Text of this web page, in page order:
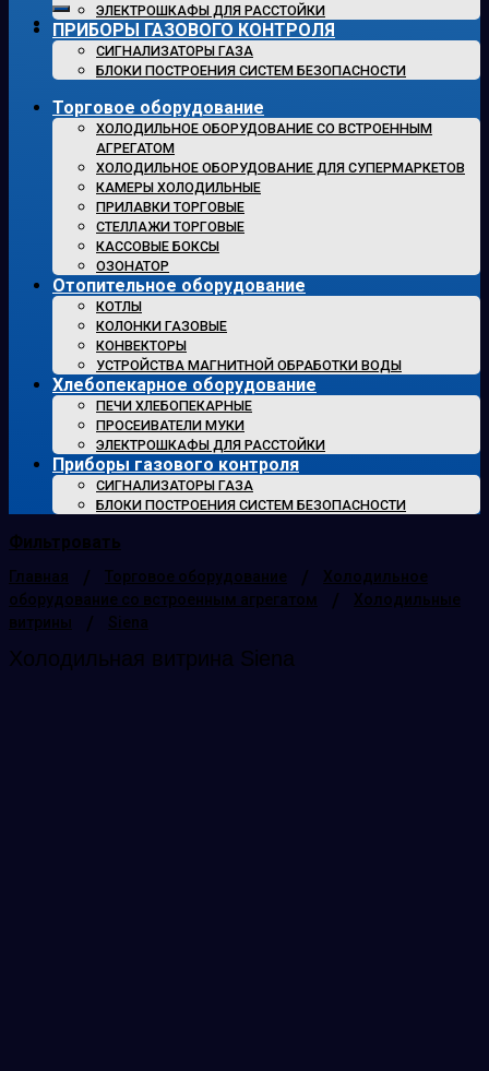
ЭЛЕКТРОШКАФЫ ДЛЯ РАССТОЙКИ
ПРИБОРЫ ГАЗОВОГО КОНТРОЛЯ
СИГНАЛИЗАТОРЫ ГАЗА
БЛОКИ ПОСТРОЕНИЯ СИСТЕМ БЕЗОПАСНОСТИ
Торговое оборудование
ХОЛОДИЛЬНОЕ ОБОРУДОВАНИЕ СО ВСТРОЕННЫМ
АГРЕГАТОМ
ХОЛОДИЛЬНОЕ ОБОРУДОВАНИЕ ДЛЯ СУПЕРМАРКЕТОВ
КАМЕРЫ ХОЛОДИЛЬНЫЕ
ПРИЛАВКИ ТОРГОВЫЕ
СТЕЛЛАЖИ ТОРГОВЫЕ
КАССОВЫЕ БОКСЫ
ОЗОНАТОР
Отопительное оборудование
КОТЛЫ
КОЛОНКИ ГАЗОВЫЕ
КОНВЕКТОРЫ
УСТРОЙСТВА МАГНИТНОЙ ОБРАБОТКИ ВОДЫ
Хлебопекарное оборудование
ПЕЧИ ХЛЕБОПЕКАРНЫЕ
ПРОСЕИВАТЕЛИ МУКИ
ЭЛЕКТРОШКАФЫ ДЛЯ РАССТОЙКИ
Приборы газового контроля
СИГНАЛИЗАТОРЫ ГАЗА
БЛОКИ ПОСТРОЕНИЯ СИСТЕМ БЕЗОПАСНОСТИ
Фильтровать
Главная / Торговое оборудование /
Холодильное
оборудование со встроенным агрегатом
/
Холодильные
витрины
/ Siena
Холодильная витрина Siena